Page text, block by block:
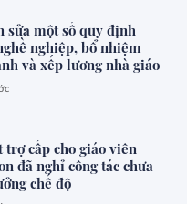
sửa một số quy định
nghiệp, bổ nhiệm
và xếp lương nhà giáo
trợ cấp cho giáo viên
đã nghỉ công tác chưa
chế độ